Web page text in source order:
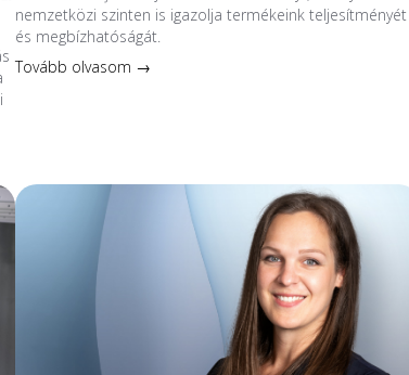
nemzetközi szinten is igazolja termékeink teljesítményét
és megbízhatóságát.
Tovább olvasom →